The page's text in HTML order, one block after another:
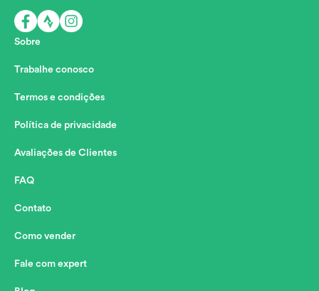
Sobre
Trabalhe conosco
Termos e condições
Política de privacidade
Avaliações de Clientes
FAQ
Contato
Como vender
Fale com expert